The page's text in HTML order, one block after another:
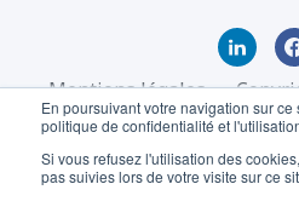
En poursuivant votre navigation sur ce
politique de confidentialité et
Si vous refusez l'utilisation des
pas suivies lors de votre visite sur ce
Mentions légales